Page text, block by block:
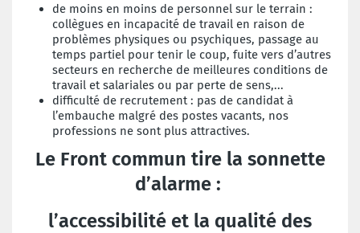
de moins en moins de personnel sur le terrain :
collègues en incapacité de travail en raison de
problèmes physiques ou psychiques, passage au
temps partiel pour tenir le coup, fuite vers d’autres
secteurs en recherche de meilleures conditions de
travail et salariales ou par perte de sens,...
difficulté de recrutement : pas de candidat à
l’embauche malgré des postes vacants, nos
professions ne sont plus attractives.
Le Front commun tire la sonnette
d’alarme :
l’accessibilité et la qualité des